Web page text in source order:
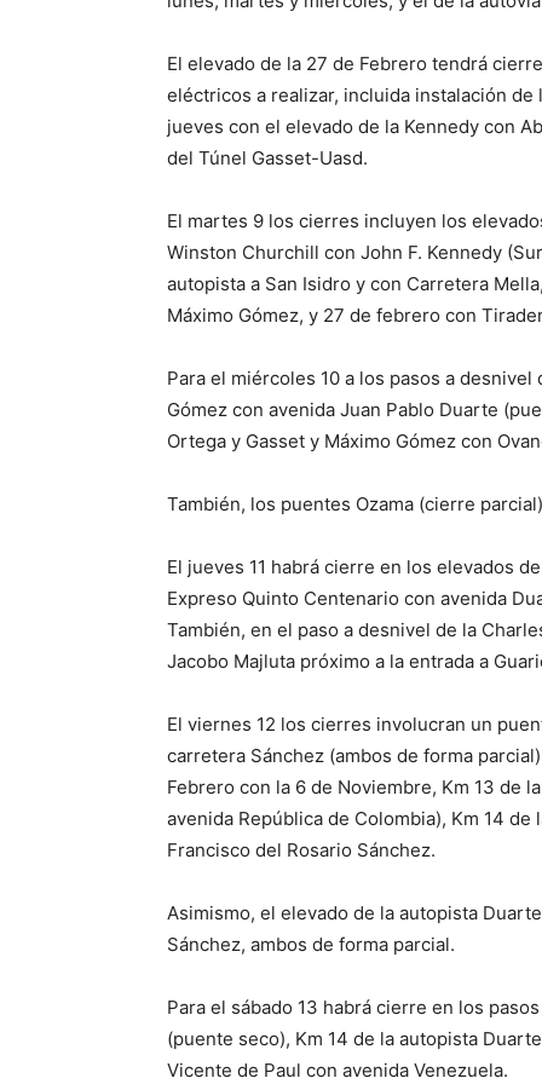
El elevado de la 27 de Febrero tendrá
eléctricos a realizar, incluida instalación
jueves con el elevado de la Kennedy con
del Túnel Gasset-Uasd.
El martes 9 los cierres incluyen los
Winston Churchill con John F. Kennedy
autopista a San Isidro y con Carretera
Máximo Gómez, y 27 de febrero con
Para el miércoles 10 a los pasos a
Gómez con avenida Juan Pablo Duarte
Ortega y Gasset y Máximo Gómez con
También, los puentes Ozama (cierre
El jueves 11 habrá cierre en los elevados
Expreso Quinto Centenario con avenida
También, en el paso a desnivel de la
Jacobo Majluta próximo a la entrada a
El viernes 12 los cierres involucran un
carretera Sánchez (ambos de forma
Febrero con la 6 de Noviembre, Km 13 de
avenida República de Colombia), Km 14
Francisco del Rosario Sánchez.
Asimismo, el elevado de la autopista
Sánchez, ambos de forma parcial.
Para el sábado 13 habrá cierre en los
(puente seco), Km 14 de la autopista
Vicente de Paul con avenida Venezuela.